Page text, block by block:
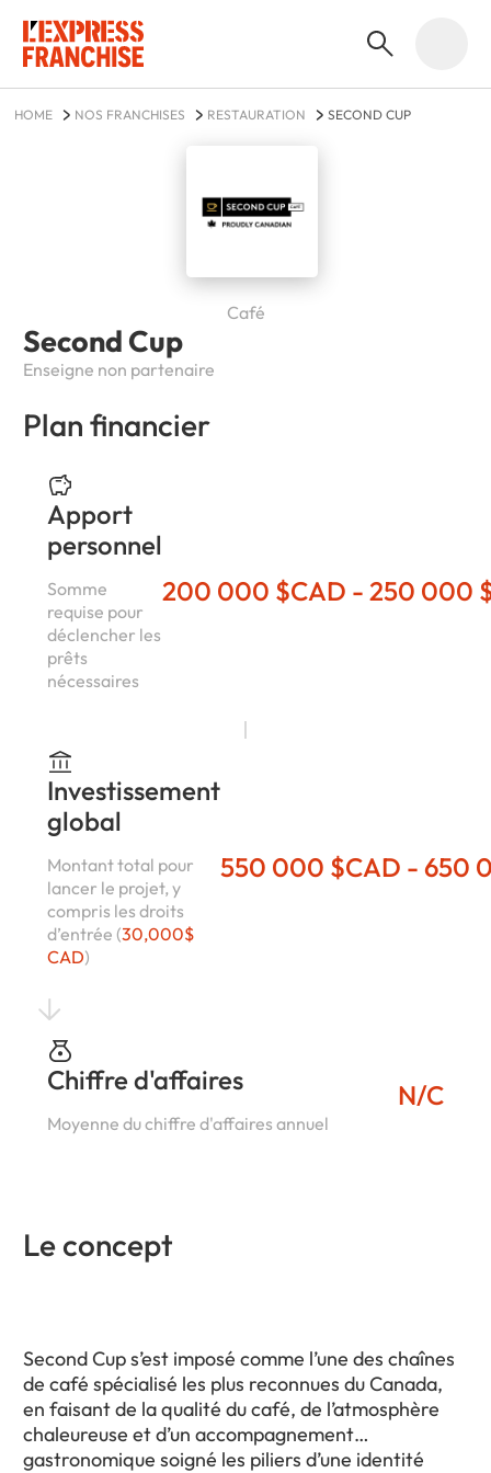
HOME NOS FRANCHISES RESTAURATION SECOND CUP
Second Cup
Enseigne non partenaire
Café
Plan financier
Apport
personnel
Somme
requise pour
déclencher les
prêts
nécessaires
200 000 $CAD - 250 000
Investissement
global
Montant total pour
lancer le projet, y
compris les droits
d’entrée (30,000$
CAD)
550 000 $CAD - 650
Chiffre d'affaires
Moyenne du chiffre d'affaires annuel
N/C
Le concept
Second Cup s’est imposé comme l’une des chaînes
de café spécialisé les plus reconnues du Canada,
en faisant de la qualité du café, de l’atmosphère
chaleureuse et d’un accompagnement
gastronomique soigné les piliers d’une identité